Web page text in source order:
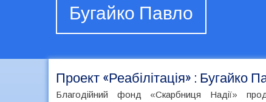
Бугайко Павло
Проект «Реабілітація» : Бугайко
Благодійний фонд «Скарбниця Надії»